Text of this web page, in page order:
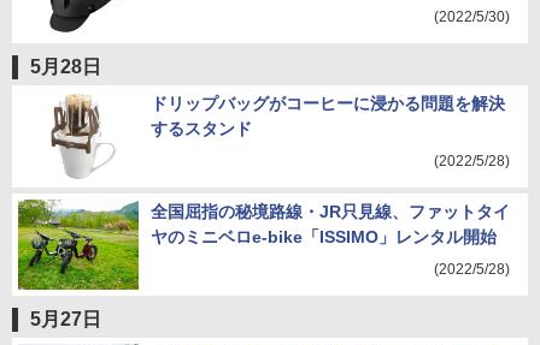
(2022/5/30)
5月28日
ドリップバッグがコーヒーに浸かる問題を解決
するスタンド
(2022/5/28)
全国屈指の秘境路線・JR只見線、ファットタイ
ヤのミニベロe-bike「ISSIMO」レンタル開始
(2022/5/28)
5月27日